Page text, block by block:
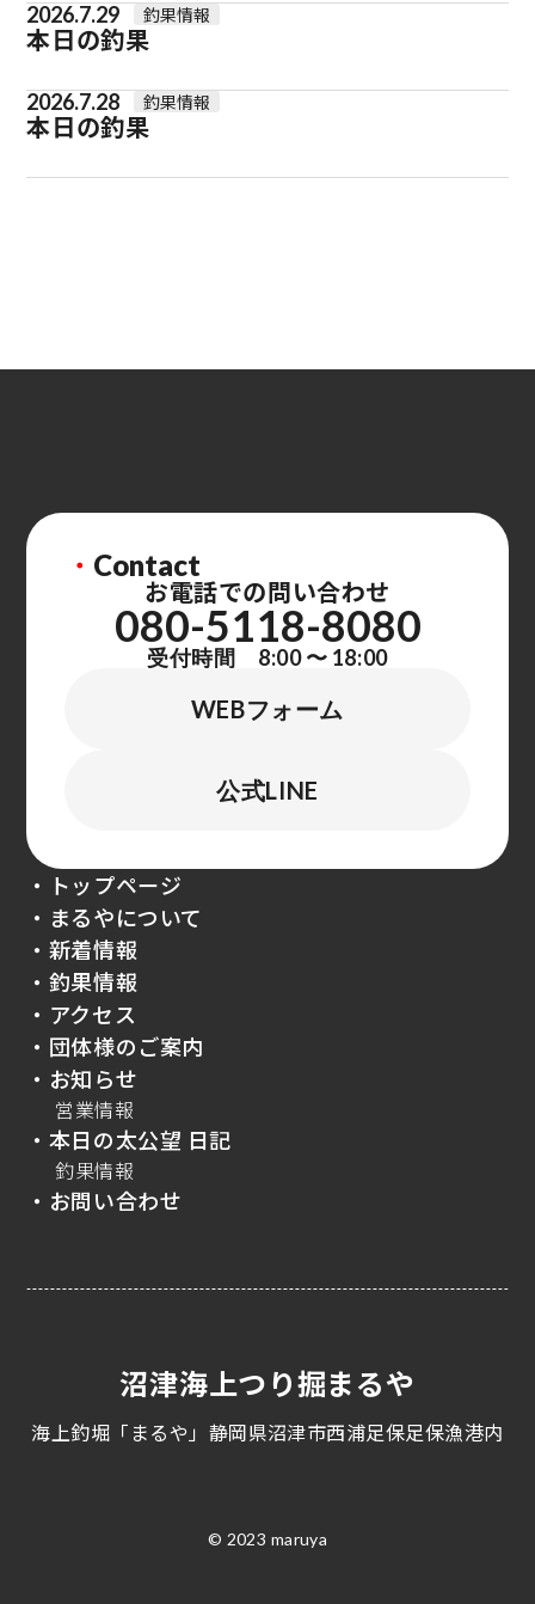
2026.7.29 釣果情報
本日の釣果
2026.7.28 釣果情報
本日の釣果
・ Contact
お電話での問い合わせ
080-5118-8080
受付時間 8:00 〜 18:00
WEBフォーム
公式LINE
・トップページ
・まるやについて
・新着情報
・釣果情報
・アクセス
・団体様のご案内
・お知らせ
営業情報
・本日の太公望 日記
釣果情報
・お問い合わせ
沼津海上つり掘まるや
海上釣堀「まるや」静岡県沼津市西浦足保足保漁港内
© 2023 maruya